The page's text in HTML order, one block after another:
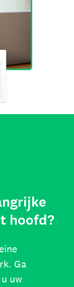
hoofd?
Ga
uw